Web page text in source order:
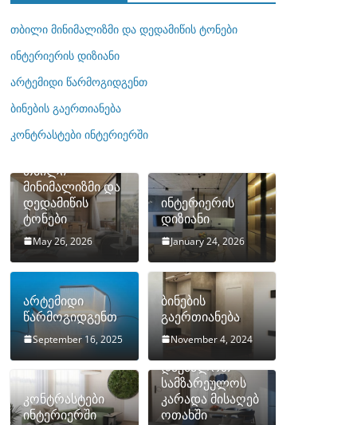
ო
რ
ბ
ი
თბილი მინიმალიზმი და დედამიწის ტონები
ინტერიერის დიზიანი
არტემიდი წარმოგიდგენთ
ბინების გაერთიანება
კონტრასტები ინტერიერში
თბილი
მინიმალიზმი და
დედამიწის
ტონები
May 26, 2026
ინტერიერის
დიზიანი
January 24, 2026
არტემიდი
წარმოგიდგენთ
September 16, 2025
ბინების
გაერთიანება
November 4, 2024
კონტრასტები
ინტერიერში
როგორ
დავმალოთ
სამზარეულოს
კარადა მისაღებ
ოთახში